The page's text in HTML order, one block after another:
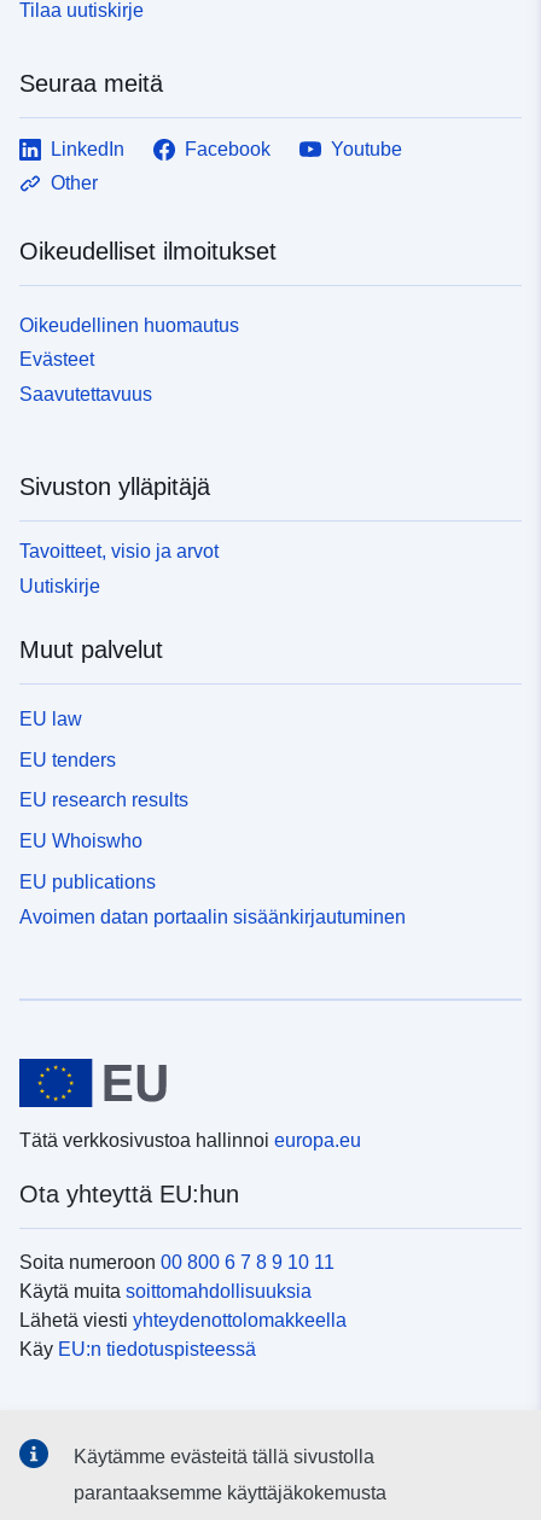
Tilaa uutiskirje
Seuraa meitä
LinkedIn Facebook
Youtube
Other
Oikeudelliset ilmoitukset
Oikeudellinen huomautus
Evästeet
Saavutettavuus
Sivuston ylläpitäjä
Tavoitteet, visio ja arvot
Uutiskirje
Muut palvelut
EU law
EU tenders
EU research results
EU Whoiswho
EU publications
Avoimen datan portaalin sisäänkirjautuminen
Tätä verkkosivustoa hallinnoi europa.eu
Ota yhteyttä EU:hun
Soita numeroon 00 800 6 7 8 9 10 11
Käytä muita soittomahdollisuuksia
Lähetä viesti yhteydenottolomakkeella
Käy EU:n tiedotuspisteessä
sosiaalisessa mediassa
Käytämme evästeitä tällä sivustolla
parantaaksemme käyttäjäkokemusta